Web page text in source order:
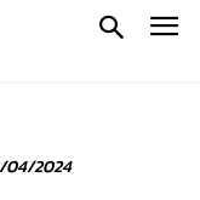
04/2024